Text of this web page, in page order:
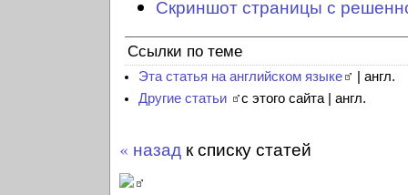
Скриншот страницы с
Ссылки по теме
Эта статья на английском языке
| англ.
Другие статьи
с этого сайта | англ.
« назад к списку статей